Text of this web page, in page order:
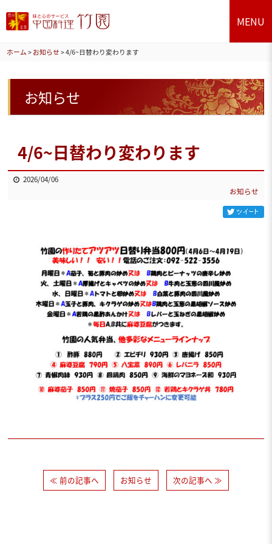
MENU
ホーム > お知らせ >4/6~日替わり変わります
お知らせ
4/6~日替わり変わります
2026/04/06
お知らせ
≪ 前の記事へ お知らせ 次の記事へ ≫